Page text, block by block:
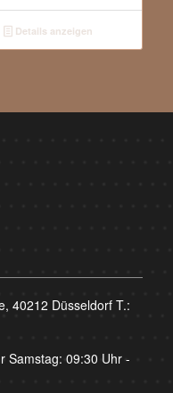
Details anzeigen
40212 Düsseldorf T.:
Samstag: 09:30 Uhr -